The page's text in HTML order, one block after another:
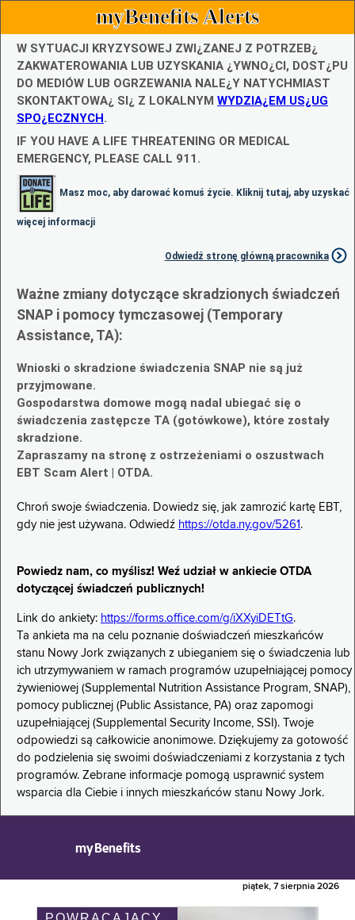
myBenefits Alerts
W SYTUACJI KRYZYSOWEJ ZWI¿ZANEJ Z POTRZEB¿
ZAKWATEROWANIA LUB UZYSKANIA ¿YWNO¿CI, DOST¿PU
DO MEDIÓW LUB OGRZEWANIA NALE¿Y NATYCHMIAST
SKONTAKTOWA¿ SI¿ Z LOKALNYM WYDZIA¿EM US¿UG
SPO¿ECZNYCH.
IF YOU HAVE A LIFE THREATENING OR MEDICAL
EMERGENCY, PLEASE CALL 911.
Masz moc, aby darować komuś życie. Kliknij tutaj, aby uzyskać
więcej informacji
Odwiedź stronę główną pracownika
Ważne zmiany dotyczące skradzionych świadczeń
SNAP i pomocy tymczasowej (Temporary
Assistance, TA):
Wnioski o skradzione świadczenia SNAP nie są już
przyjmowane.
Gospodarstwa domowe mogą nadal ubiegać się o
świadczenia zastępcze TA (gotówkowe), które zostały
skradzione.
Zapraszamy na stronę z ostrzeżeniami o oszustwach
EBT Scam Alert | OTDA.
Chroń swoje świadczenia. Dowiedz się, jak zamrozić kartę EBT,
gdy nie jest używana. Odwiedź https://otda.ny.gov/5261 .
Powiedz nam, co myślisz! Weź udział w ankiecie OTDA
dotyczącej świadczeń publicznych!
Link do ankiety: https://forms.office.com/g/iXXyiDETtG.
Ta ankieta ma na celu poznanie doświadczeń mieszkańców
stanu Nowy Jork związanych z ubieganiem się o świadczenia lub
ich utrzymywaniem w ramach programów uzupełniającej pomocy
żywieniowej (Supplemental Nutrition Assistance Program, SNAP),
pomocy publicznej (Public Assistance, PA) oraz zapomogi
uzupełniającej (Supplemental Security Income, SSI). Twoje
odpowiedzi są całkowicie anonimowe. Dziękujemy za gotowość
do podzielenia się swoimi doświadczeniami z korzystania z tych
programów. Zebrane informacje pomogą usprawnić system
wsparcia dla Ciebie i innych mieszkańców stanu Nowy Jork.
myBenefits
piątek, 7 sierpnia 2026